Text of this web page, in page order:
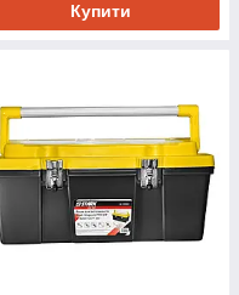
Купити